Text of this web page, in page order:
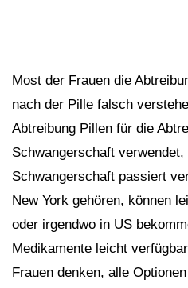
Most der Frauen die
nach der Pille falsch
Abtreibung Pillen für die
Schwangerschaft
Schwangerschaft passiert
New York gehören, können
oder irgendwo in US
Medikamente leicht
Frauen denken, alle